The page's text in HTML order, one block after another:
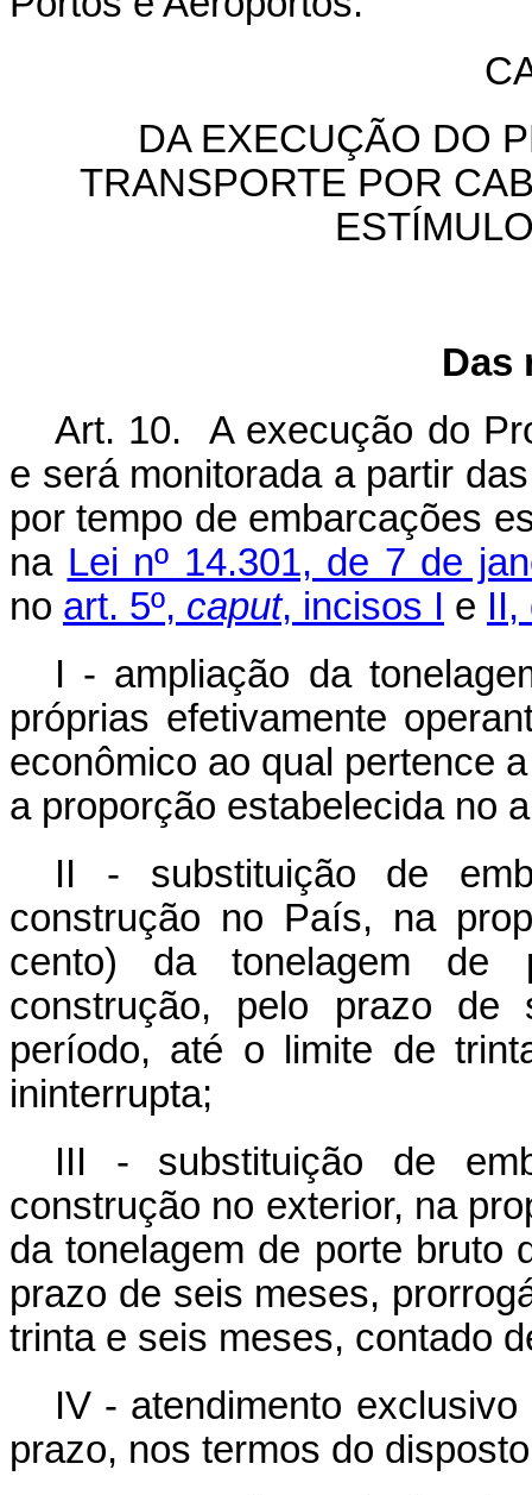
DA EXECUÇÃO DO
TRANSPORTE POR
Das
Art. 10. A execução do
e será monitorada a partir
por tempo de embarcações
na Lei nº 14.301, de 7 de
no art. 5º, caput, incisos I e II,
I - ampliação da
próprias efetivamente
econômico ao qual pertence
a proporção estabelecida no
II - substituição de
construção no País, na
cento) da tonelagem de
construção, pelo prazo de
período, até o limite de
ininterrupta;
III - substituição de
construção no exterior, na
da tonelagem de porte bruto
prazo de seis meses,
trinta e seis meses, contado
IV - atendimento
prazo, nos termos do